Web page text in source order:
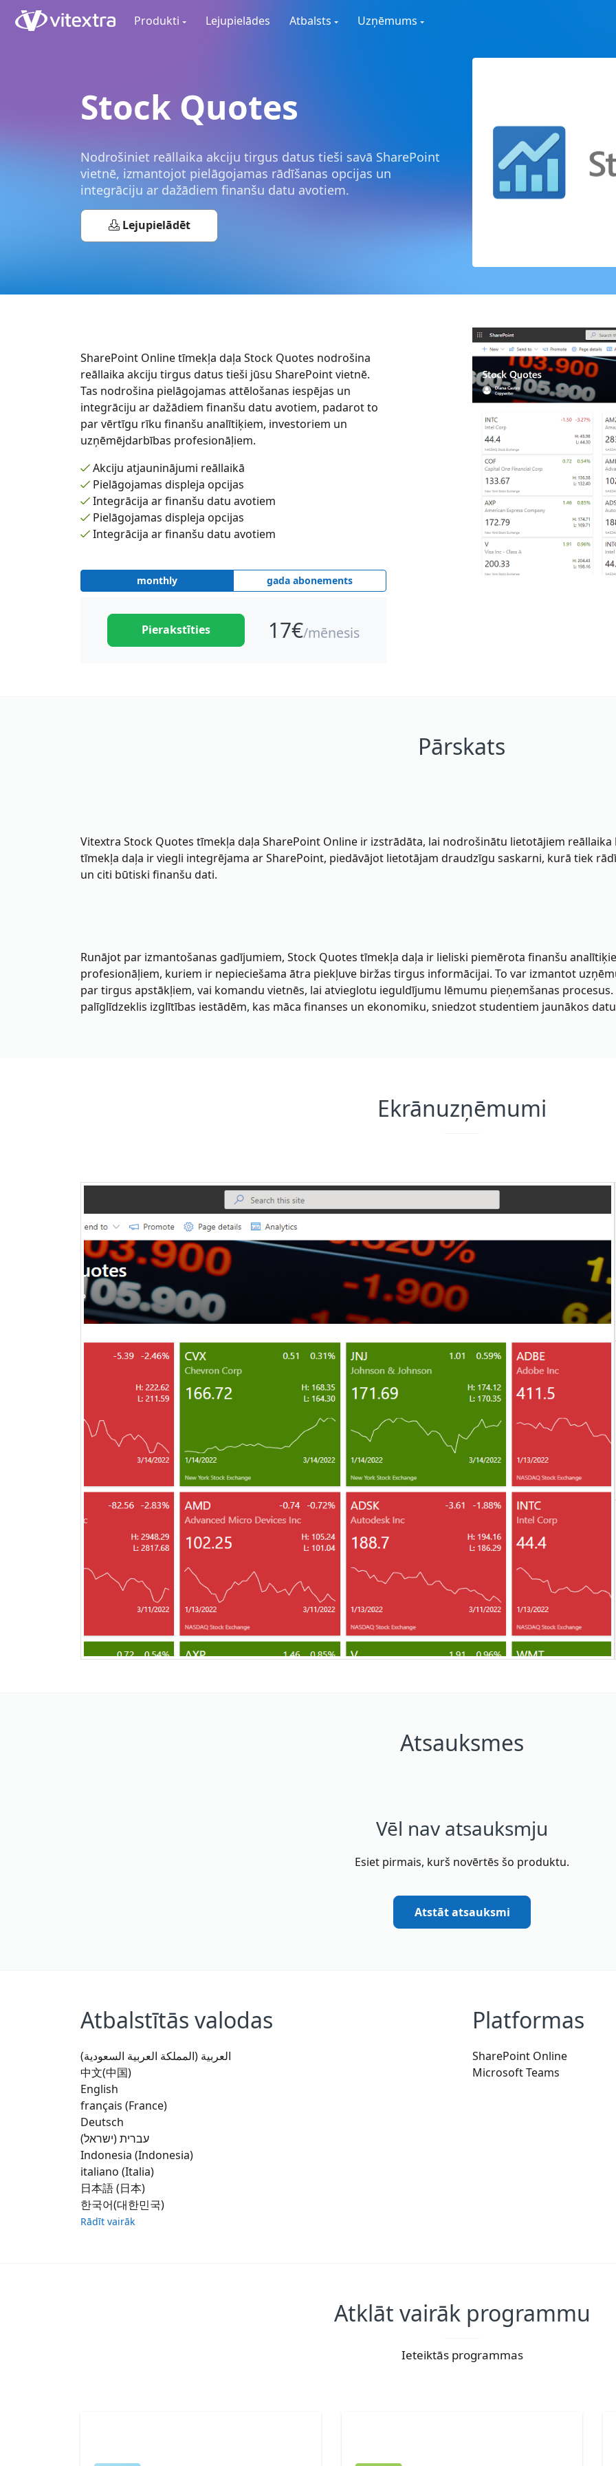
Produkti Lejupielādes Atbalsts Uzņēmums
Stock Quotes
Nodrošiniet reāllaika akciju tirgus datus tieši savā SharePoint
vietnē, izmantojot pielāgojamas rādīšanas opcijas un
integrāciju ar dažādiem finanšu datu avotiem.
Lejupielādēt
SharePoint Online tīmekļa daļa Stock Quotes nodrošina
reāllaika akciju tirgus datus tieši jūsu SharePoint vietnē.
Tas nodrošina pielāgojamas attēlošanas iespējas un
integrāciju ar dažādiem finanšu datu avotiem, padarot to
par vērtīgu rīku finanšu analītiķiem, investoriem un
uzņēmējdarbības profesionāļiem.
Akciju atjauninājumi reāllaikā
Pielāgojamas displeja opcijas
Integrācija ar finanšu datu avotiem
Pielāgojamas displeja opcijas
Integrācija ar finanšu datu avotiem
monthly gada abonements
17€/mēnesis
Pierakstīties
Pārskats
Vitextra Stock Quotes tīmekļa daļa SharePoint Online ir izstrādāta, lai nodrošinātu lietotājiem
tīmekļa daļa ir viegli integrējama ar SharePoint, piedāvājot lietotājam draudzīgu saskarni, kurā tiek
un citi būtiski finanšu dati.
Runājot par izmantošanas gadījumiem, Stock Quotes tīmekļa daļa ir lieliski piemērota finanšu
profesionāļiem, kuriem ir nepieciešama ātra piekļuve biržas tirgus informācijai. To var izmantot
par tirgus apstākļiem, vai komandu vietnēs, lai atvieglotu ieguldījumu lēmumu pieņemšanas
palīglīdzeklis izglītības iestādēm, kas māca finanses un ekonomiku, sniedzot studentiem jaunākos
Ekrānuzņēmumi
Atsauksmes
Vēl nav atsauksmju
Esiet pirmais, kurš novērtēs šo produktu.
Atstāt atsauksmi
Atbalstītās valodas
العربية (المملكة العربية السعودية)
中文(中国)
English
français (France)
Deutsch
עברית (ישראל)
Indonesia (Indonesia)
italiano (Italia)
日本語 (日本)
한국어(대한민국)
Rādīt vairāk
Platformas
SharePoint Online
Microsoft Teams
Atklāt vairāk programmu
Ieteiktās programmas